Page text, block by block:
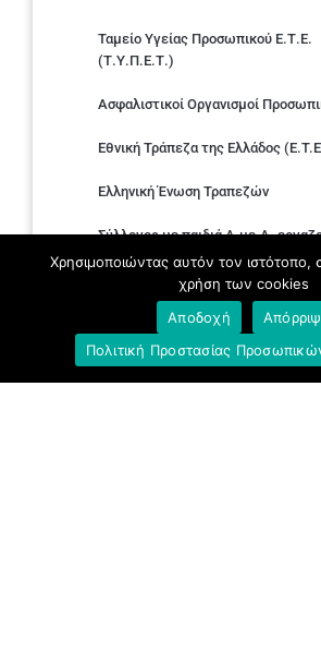
Ταμείο Υγείας Προσωπικού Ε.Τ.Ε.
(Τ.Υ.Π.Ε.Τ.)
Ασφαλιστικοί Οργανισμοί
Εθνική Τράπεζα της Ελλάδος
Ελληνική Ένωση Τραπεζών
Σύλλογος με παιδιά Α.με.Α.
συνταξιούχων Ε.Τ.Ε.
Υπουργείο Εργασίας και
Υποθέσεων
Χρησιμοποιώντας αυτόν τον ιστότοπο,
χρήση των cookies
Αποδοχή
Πολιτική Προστασίας